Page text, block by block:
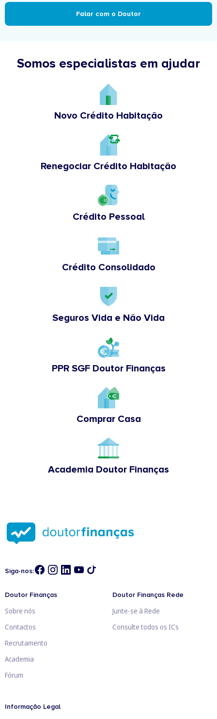
Falar com o Doutor
Somos especialistas em ajudar
Novo Crédito Habitação
Renegociar Crédito Habitação
Crédito Pessoal
Crédito Consolidado
Seguros Vida e Não Vida
PPR SGF Doutor Finanças
Comprar Casa
Academia Doutor Finanças
Siga-nos:
Doutor Finanças
Sobre nós
Contactos
Recrutamento
Academia
Fórum
Doutor Finanças Rede
Junte-se à Rede
Consulte todos os ICs
Informação Legal